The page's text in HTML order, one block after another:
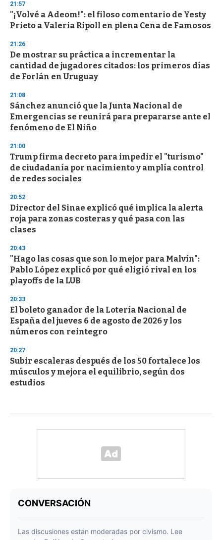
d
s
o
f
3
s
c
o
d
s
21:57
"¡Volvé a Adeom!": el filoso comentario de Yesty
Prieto a Valeria Ripoll en plena Cena de Famosos
21:26
De mostrar su práctica a incrementar la
cantidad de jugadores citados: los primeros días
de Forlán en Uruguay
21:08
Sánchez anunció que la Junta Nacional de
Emergencias se reunirá para prepararse ante el
fenómeno de El Niño
21:00
Trump firma decreto para impedir el "turismo"
de ciudadanía por nacimiento y amplía control
de redes sociales
20:52
Director del Sinae explicó qué implica la alerta
roja para zonas costeras y qué pasa con las
clases
20:43
"Hago las cosas que son lo mejor para Malvín":
Pablo López explicó por qué eligió rival en los
playoffs de la LUB
20:33
El boleto ganador de la Lotería Nacional de
España del jueves 6 de agosto de 2026 y los
números con reintegro
20:27
Subir escaleras después de los 50 fortalece los
músculos y mejora el equilibrio, según dos
estudios